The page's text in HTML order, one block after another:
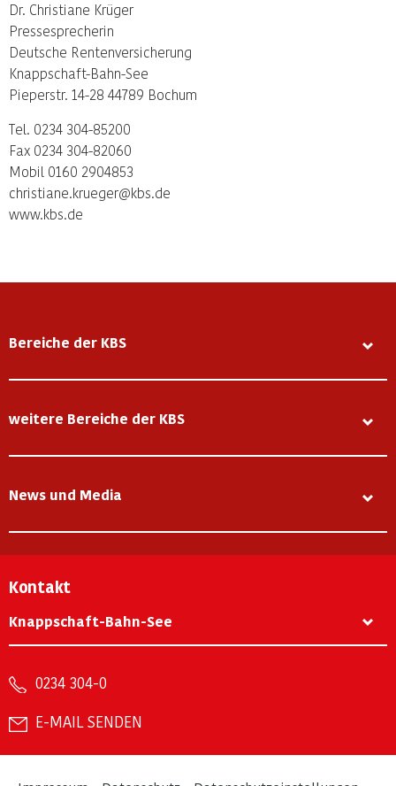
Dr. Christiane Krüger
Pressesprecherin
Deutsche Rentenversicherung
Knappschaft-Bahn-See
Pieperstr. 14-28 44789 Bochum
Tel. 0234 304-85200
Fax 0234 304-82060
Mobil 0160 2904853
christiane.krueger@kbs.de
www.kbs.de
Bereiche der KBS
weitere Bereiche der KBS
News und Media
Kontakt
Knappschaft-Bahn-See
0234 304-0
E-MAIL SENDEN